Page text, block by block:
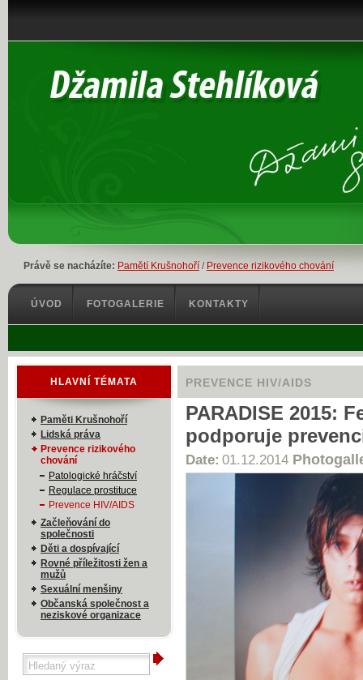
Právě se nacházíte: Pamětí Krušnohoří / Prevence rizikového chování
PREVENCE HIV/AIDS
PARADISE 2015:
podporuje
Date: 01.12.2014
HLAVNÍ TÉMATA
Paměti Krušnohoří
Lidská práva
Prevence rizikového
chování
Patologické hráčství
Regulace prostituce
Prevence HIV/AIDS
Začleňování do
společnosti
Děti a dospívající
Rovné příležitosti žen a
mužů
Sexuální menšiny
Občanská společnost a
neziskové organizace
ÚVOD FOTOGALERIE KONTAKTY